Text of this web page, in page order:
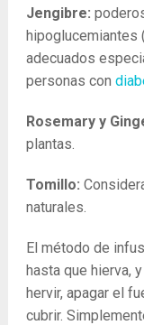
Jengibre:
hipoglucemiantes
adecuados
personas con
Rosemary y
plantas.
Tomillo:
naturales.
El método de
hasta que hierva,
hervir, apagar el
cubrir.